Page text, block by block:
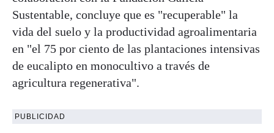
Sustentable, concluye que es "recuperable" la
vida del suelo y la productividad agroalimentaria
en "el 75 por ciento de las plantaciones intensivas
de eucalipto en monocultivo a través de
agricultura regenerativa".
PUBLICIDAD